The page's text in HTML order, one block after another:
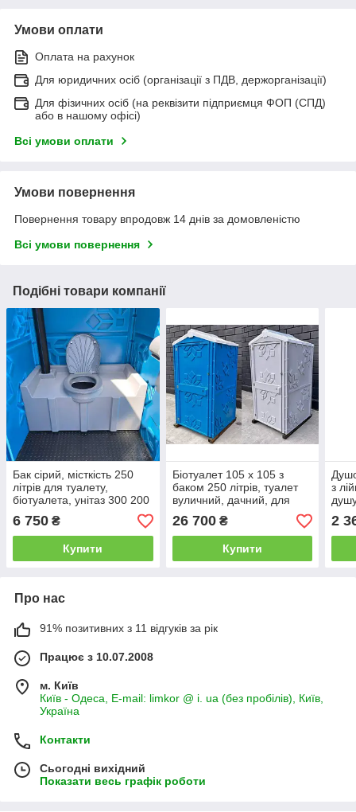
Умови оплати
Оплата на рахунок
Для юридичних осіб (організації з ПДВ, держорганізації)
Для фізичних осіб (на реквізити підприємця ФОП (СПД)
або в нашому офісі)
Всі умови оплати
Умови повернення
Повернення товару впродовж 14 днів за домовленістю
Всі умови повернення
Подібні товари компанії
Бак сірий, місткість 250
літрів для туалету,
біотуалета, унітаз 300 200
6 750 ₴
Купити
Біотуалет 105 х 105 з
баком 250 літрів, туалет
вуличний, дачний, для
дачі, кабіна автономна
26 700₴
Купити
з
200
2
Про нас
91% позитивних з 11 відгуків за рік
Працює з 10.07.2008
м. Київ
Київ - Одеса, E-mail: limkor @ i. ua (без пробілів), Київ,
Україна
Контакти
Сьогодні вихідний
Показати весь графік роботи